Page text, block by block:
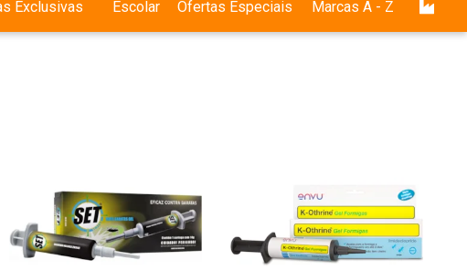
Exclusivas Escolar Ofertas Especiais Marcas A - Z